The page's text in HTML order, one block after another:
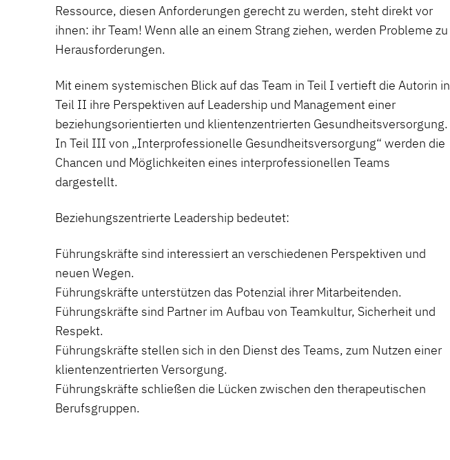
Ressource, diesen Anforderungen gerecht zu werden, steht direkt vor
ihnen: ihr Team! Wenn alle an einem Strang ziehen, werden Probleme zu
Herausforderungen.
Mit einem systemischen Blick auf das Team in Teil I vertieft die Autorin in
Teil II ihre Perspektiven auf Leadership und Management einer
beziehungsorientierten und klientenzentrierten Gesundheitsversorgung.
In Teil III von „Interprofessionelle Gesundheitsversorgung“ werden die
Chancen und Möglichkeiten eines interprofessionellen Teams
dargestellt.
Beziehungszentrierte Leadership bedeutet:
Führungskräfte sind interessiert an verschiedenen Perspektiven und
neuen Wegen.
Führungskräfte unterstützen das Potenzial ihrer Mitarbeitenden.
Führungskräfte sind Partner im Aufbau von Teamkultur, Sicherheit und
Respekt.
Führungskräfte stellen sich in den Dienst des Teams, zum Nutzen einer
klientenzentrierten Versorgung.
Führungskräfte schließen die Lücken zwischen den therapeutischen
Berufsgruppen.